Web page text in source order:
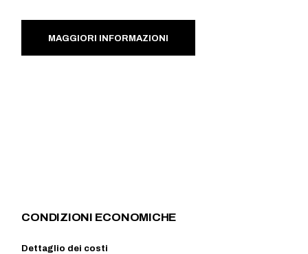
MAGGIORI INFORMAZIONI
CONDIZIONI ECONOMICHE
​Dettaglio dei costi